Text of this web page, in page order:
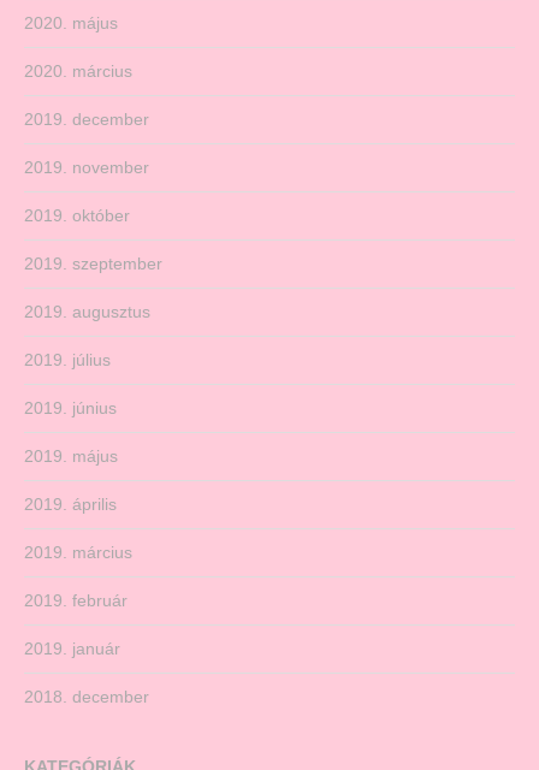
2020. május
2020. március
2019. december
2019. november
2019. október
2019. szeptember
2019. augusztus
2019. július
2019. június
2019. május
2019. április
2019. március
2019. február
2019. január
2018. december